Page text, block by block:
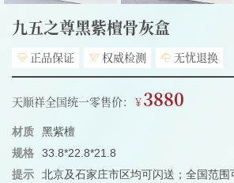
九五之尊黑紫檀骨灰盒
正品保证 权威检测 无忧退换
天顺祥全国统一零售价： 3880
材质
黑紫檀
规格
33.8*22.8*21.8
提示
北京及石家庄市区均可闪送；全国范围